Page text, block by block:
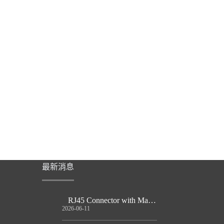
最新消息
RJ45 Connector with Magnetics Guide
2026-06-11